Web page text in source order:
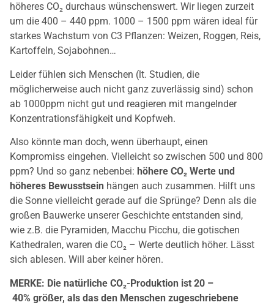
höheres CO₂ durchaus wünschenswert. Wir liegen zurzeit
um die 400 – 440 ppm. 1000 – 1500 ppm wären ideal für
starkes Wachstum von C3 Pflanzen: Weizen, Roggen, Reis,
Kartoffeln, Sojabohnen…
Leider fühlen sich Menschen (lt. Studien, die
möglicherweise auch nicht ganz zuverlässig sind) schon
ab 1000ppm nicht gut und reagieren mit mangelnder
Konzentrationsfähigkeit und Kopfweh.
Also könnte man doch, wenn überhaupt, einen
Kompromiss eingehen. Vielleicht so zwischen 500 und 800
ppm? Und so ganz nebenbei: höhere CO₂ Werte und
höheres Bewusstsein hängen auch zusammen. Hilft uns
die Sonne vielleicht gerade auf die Sprünge? Denn als die
großen Bauwerke unserer Geschichte entstanden sind,
wie z.B. die Pyramiden, Macchu Picchu, die gotischen
Kathedralen, waren die CO₂ – Werte deutlich höher. Lässt
sich ablesen. Will aber keiner hören.
MERKE: Die natürliche CO₂-Produktion ist 20 –
40% größer, als das den Menschen zugeschriebene